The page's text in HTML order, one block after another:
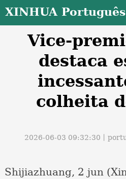
XINHUA Português
Vice-
destaca
colheita
2026-06-03 09:32:30丨
Shijiazhuang, 2 jun